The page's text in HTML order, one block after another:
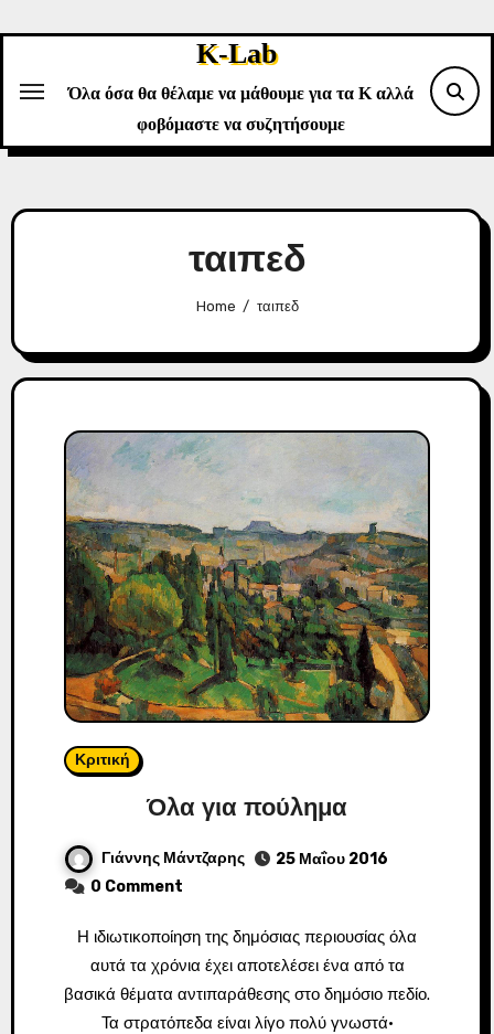
K-Lab
Όλα όσα θα θέλαμε να μάθουμε για τα Κ αλλά
φοβόμαστε να συζητήσουμε
ταιπεδ
Home ταιπεδ
Κριτική
Όλα για πούλημα
Γιάννης Μάντζαρης
25 Μαΐου 2016
0 Comment
Η ιδιωτικοποίηση της δημόσιας περιουσίας όλα
αυτά τα χρόνια έχει αποτελέσει ένα από τα
βασικά θέματα αντιπαράθεσης στο δημόσιο πεδίο.
Τα στρατόπεδα είναι λίγο πολύ γνωστά·